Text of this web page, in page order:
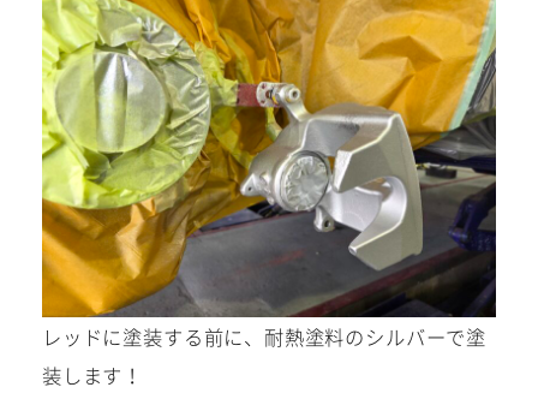
レッドに塗装する前に、耐熱塗料のシルバーで塗
装します！